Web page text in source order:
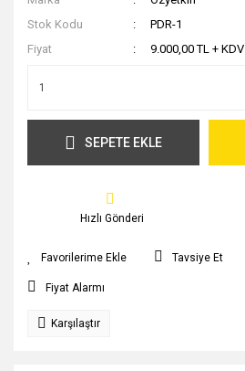
Stok Kodu
PDR-1
Fiyat
9.000,00 TL + KDV
SEPETE EKLE
Hızlı Gönderi
Tavsiye Et
Fiyat Alarmı
Karşılaştır